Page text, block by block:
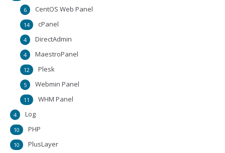
CentOS Web Panel
6
cPanel
14
DirectAdmin
4
MaestroPanel
4
Plesk
12
Webmin Panel
5
WHM Panel
11
Log
4
PHP
10
PlusLayer
10